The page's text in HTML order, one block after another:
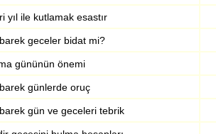
yıl ile kutlamak esastır
geceler bidat mi?
gününün önemi
günlerde oruç
gün ve geceleri tebrik